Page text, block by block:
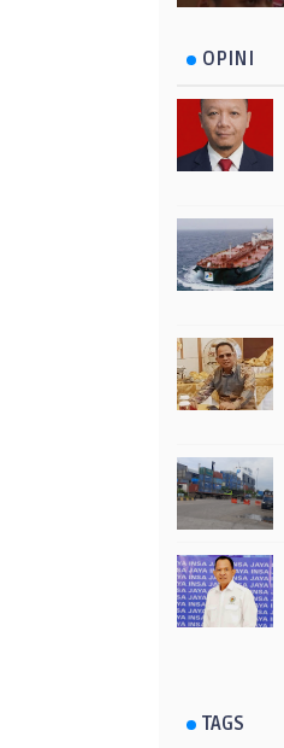
OPINI
TAGS